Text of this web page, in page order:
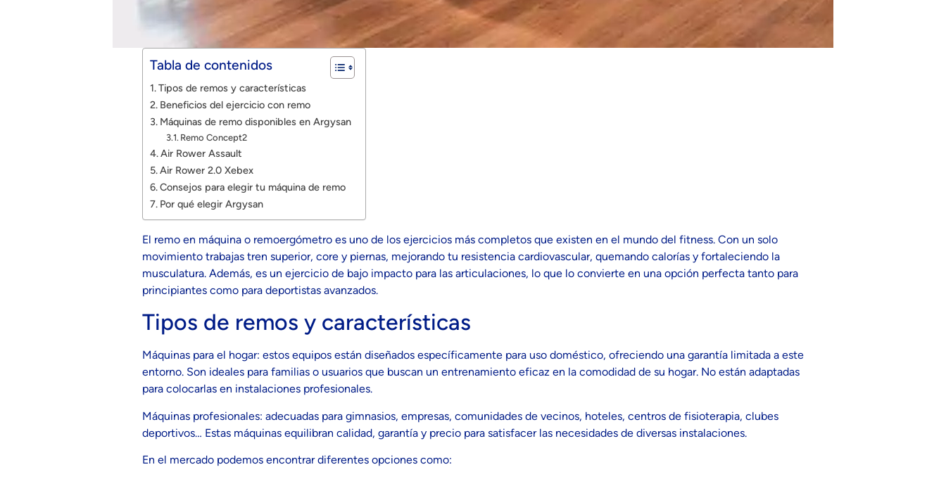
Tabla de contenidos
Tipos de remos y características
Beneficios del ejercicio con remo
Máquinas de remo disponibles en Argysan
Remo Concept2
Air Rower Assault
Air Rower 2.0 Xebex
Consejos para elegir tu máquina de remo
Por qué elegir Argysan
El remo en máquina o remoergómetro es uno de los ejercicios más completos que existen en el mundo del fitness. Con un solo
movimiento trabajas tren superior, core y piernas, mejorando tu resistencia cardiovascular, quemando calorías y fortaleciendo la
musculatura. Además, es un ejercicio de bajo impacto para las articulaciones, lo que lo convierte en una opción perfecta tanto para
principiantes como para deportistas avanzados.
Tipos de remos y características
Máquinas para el hogar: estos equipos están diseñados específicamente para uso doméstico, ofreciendo una garantía limitada a este
entorno. Son ideales para familias o usuarios que buscan un entrenamiento eficaz en la comodidad de su hogar. No están adaptadas
para colocarlas en instalaciones profesionales.
Máquinas profesionales: adecuadas para gimnasios, empresas, comunidades de vecinos, hoteles, centros de fisioterapia, clubes
deportivos… Estas máquinas equilibran calidad, garantía y precio para satisfacer las necesidades de diversas instalaciones.
En el mercado podemos encontrar diferentes opciones como: